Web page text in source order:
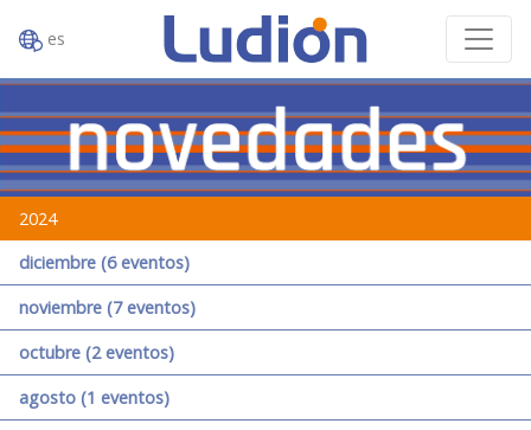
es
2024
diciembre (6 eventos)
noviembre (7 eventos)
octubre (2 eventos)
agosto (1 eventos)